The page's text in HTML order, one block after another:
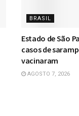
BRASIL
Estado de São
casos de
vacinaram
AGOSTO 7, 2026